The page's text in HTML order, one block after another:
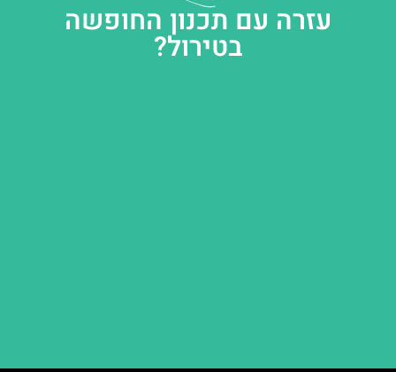
עזרה עם תכנון החופשה
בטירול?